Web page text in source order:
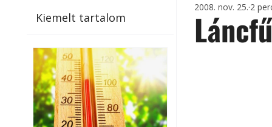
Kiemelt tartalom
2008. nov. 25. 2